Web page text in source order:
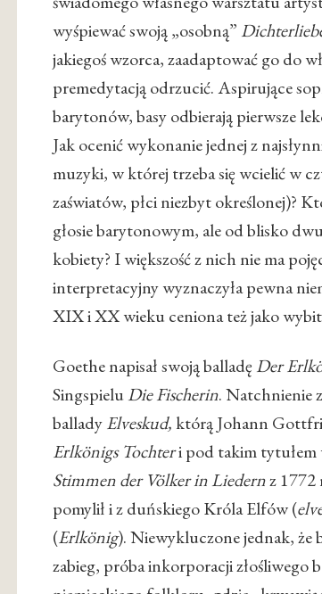
wyśpiewać swoją „osobną”
jakiegoś wzorca, zaadaptować go do
premedytacją odrzucić. Aspirujące
barytonów, basy odbierają pierwsze
Jak ocenić wykonanie jednej z
muzyki, w której trzeba się wcielić w
zaświatów, płci niezbyt określonej)?
głosie barytonowym, ale od blisko
kobiety? I większość z nich nie ma
interpretacyjny wyznaczyła pewna
XIX i XX wieku ceniona też jako
Goethe napisał swoją balladę Der
SingspieluDie Fischerin. Natchnienie
balladyElveskud, którą Johann
Erlkönigs Tochteri pod takim tytułem
Stimmen der Völker in Liedernz 1772
pomylił i z duńskiego Króla Elfów (
(Erlkönig). Niewykluczone jednak, że
zabieg, próba inkorporacji złośliwego